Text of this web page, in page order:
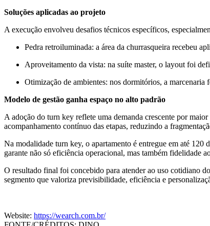
Soluções aplicadas ao projeto
A execução envolveu desafios técnicos específicos,
Pedra retroiluminada: a área da churrasqueira recebeu
Aproveitamento da vista: na suíte master, o layout foi
Otimização de ambientes: nos dormitórios, a marcenaria
Modelo de gestão ganha espaço no alto padrão
A adoção do turn key reflete uma demanda crescente por
acompanhamento contínuo das etapas, reduzindo a
Na modalidade turn key, o apartamento é entregue em até
garante não só eficiência operacional, mas também fidelidade
O resultado final foi concebido para atender ao uso cotidiano
segmento que valoriza previsibilidade, eficiência e
Website: https://wearch.com.br/